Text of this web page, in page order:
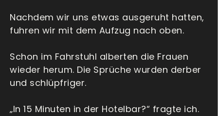
Nachdem wir uns etwas ausgeruht hatten,
fuhren wir mit dem Aufzug nach oben.
Schon im Fahrstuhl alberten die Frauen
wieder herum. Die Sprüche wurden derber
und schlüpfriger.
„In 15 Minuten in der Hotelbar?“ fragte ich.